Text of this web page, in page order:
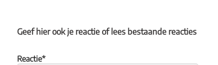
Geef hier ook je reactie of lees bestaande reacties